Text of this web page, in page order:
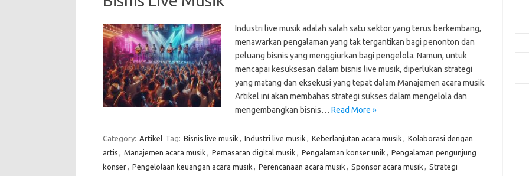
Industri live musik adalah salah satu sektor yang terus berkembang,
menawarkan pengalaman yang tak tergantikan bagi penonton dan
peluang bisnis yang menggiurkan bagi pengelola. Namun, untuk
mencapai kesuksesan dalam bisnis live musik, diperlukan strategi
yang matang dan eksekusi yang tepat dalam Manajemen acara musik.
Artikel ini akan membahas strategi sukses dalam mengelola dan
mengembangkan bisnis… Read More »
Category: Artikel Tag: Bisnis live musik , Industri live musik , Keberlanjutan acara musik , Kolaborasi dengan
artis , Manajemen acara musik , Pemasaran digital musik , Pengalaman konser unik , Pengalaman pengunjung
konser, Pengelolaan keuangan acara musik , Perencanaan acara musik , Sponsor acara musik , Strategi